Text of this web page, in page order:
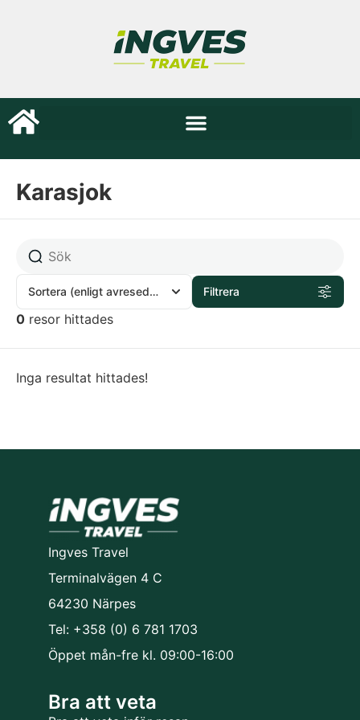
Karasjok
Sortera (enligt avresedatum) Filtrera
0 resor hittades
Inga resultat hittades!
Ingves Travel
Terminalvägen 4 C
64230 Närpes
Tel: +358 (0) 6 781 1703
Öppet mån-fre kl. 09:00-16:00
Bra att veta